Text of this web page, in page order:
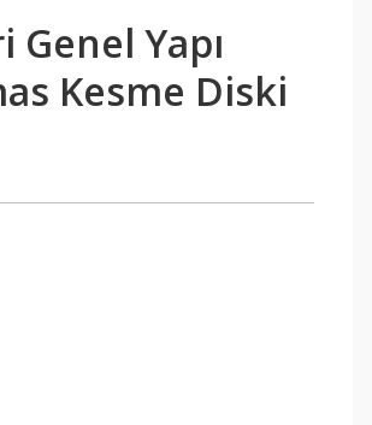
Genel Yapı
Kesme Diski